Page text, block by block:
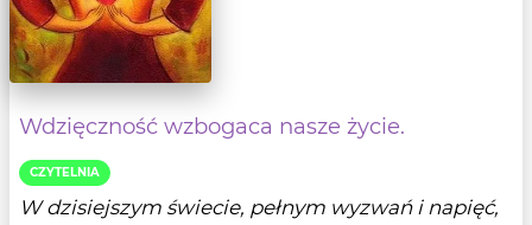
Wdzięczność wzbogaca nasze życie.
CZYTELNIA
W dzisiejszym świecie, pełnym wyzwań i napięć,